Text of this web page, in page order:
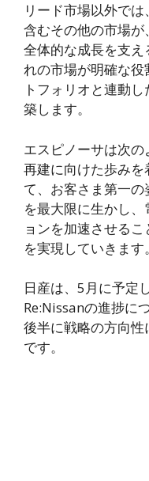
リード市場以外で
含むその他の市場が
全体的な成長を支
れの市場が明確な
トフォリオと連動
築します。
エスピノーサは次
再建に向けた歩み
て、お客さま第一
を最大限に生かし
ョンを加速させる
を実現していきます
日産は、5月に予定
Re:Nissanの進捗に
後半に戦略の方向
です。